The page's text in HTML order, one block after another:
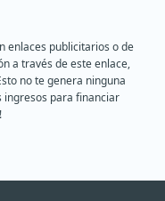
enlaces publicitarios o de
a través de este enlace,
no te genera ninguna
ingresos para financiar